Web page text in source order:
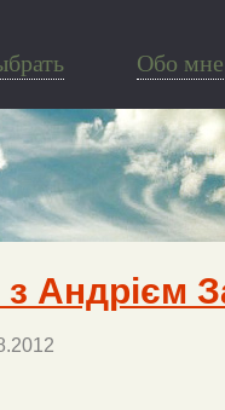
Обо мне
Андрієм